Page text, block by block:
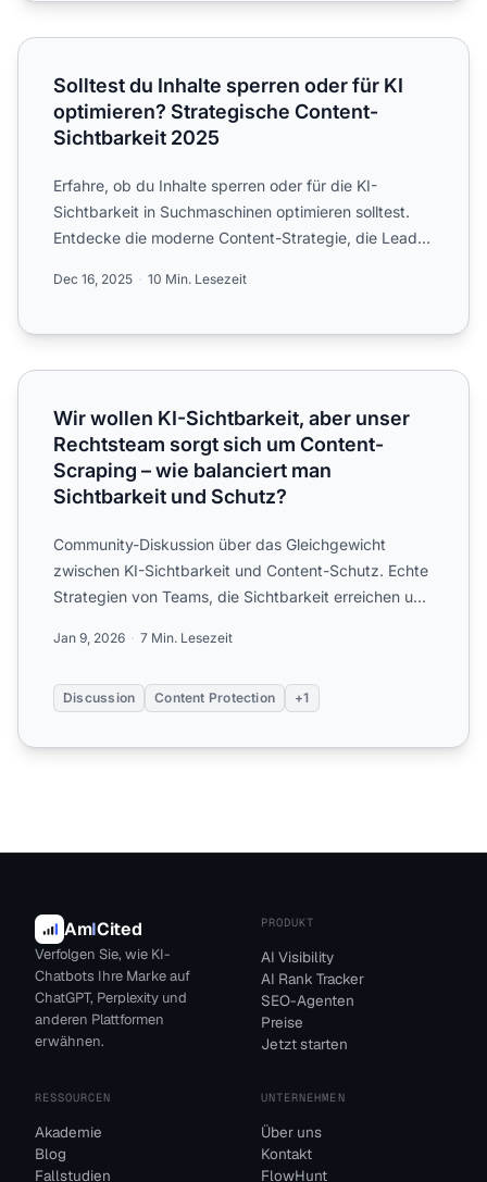
Solltest du Inhalte sperren oder für KI optimieren?
Solltest du Inhalte sperren oder für KI
optimieren? Strategische Content-
Sichtbarkeit 2025
Erfahre, ob du Inhalte sperren oder für die KI-
Sichtbarkeit in Suchmaschinen optimieren solltest.
Entdecke die moderne Content-Strategie, die Lead-
Dec 16, 2025 10 Min. Lesezeit
Wir wollen KI-Sichtbarkeit, aber unser Rechtsteam sorgt
Wir wollen KI-Sichtbarkeit, aber unser
Rechtsteam sorgt sich um Content-
Scraping – wie balanciert man
Sichtbarkeit und Schutz?
Community-Diskussion über das Gleichgewicht
zwischen KI-Sichtbarkeit und Content-Schutz. Echte
Strategien von Teams, die Sichtbarkeit erreichen und
Jan 9, 2026 7 Min. Lesezeit
Discussion Content Protection +1
AmICited
Verfolgen Sie, wie KI-
Chatbots Ihre Marke auf
ChatGPT, Perplexity und
anderen Plattformen
erwähnen.
PRODUKT
AI Visibility
AI Rank Tracker
SEO-Agenten
Preise
Jetzt starten
RESSOURCEN
Akademie
Blog
Fallstudien
UNTERNEHMEN
Über uns
Kontakt
FlowHunt